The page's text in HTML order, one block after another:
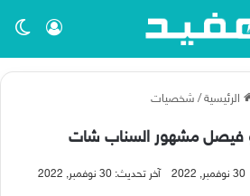
تسجيل
الرئيسية / شخصيات
فيصل مشهور السناب شات
30 نوفمبر, 2022 آخر تحديث: 30 نوفمبر, 2022